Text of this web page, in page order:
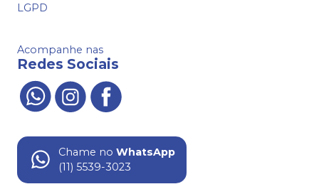
LGPD
Acompanhe nas
Redes Sociais
Chame no WhatsApp
(11) 5539-3023